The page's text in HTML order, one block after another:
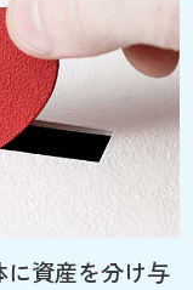
資産を分け与